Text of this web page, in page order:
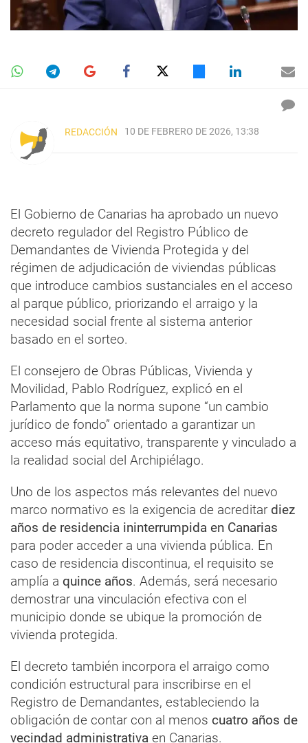
REDACCIÓN 10 DE FEBRERO DE 2026, 13:38
El Gobierno de Canarias ha aprobado un nuevo
decreto regulador del Registro Público de
Demandantes de Vivienda Protegida y del
régimen de adjudicación de viviendas públicas
que introduce cambios sustanciales en el acceso
al parque público, priorizando el arraigo y la
necesidad social frente al sistema anterior
basado en el sorteo.
El consejero de Obras Públicas, Vivienda y
Movilidad, Pablo Rodríguez, explicó en el
Parlamento que la norma supone “un cambio
jurídico de fondo” orientado a garantizar un
acceso más equitativo, transparente y vinculado a
la realidad social del Archipiélago.
Uno de los aspectos más relevantes del nuevo
marco normativo es la exigencia de acreditar diez
años de residencia ininterrumpida en Canarias
para poder acceder a una vivienda pública. En
caso de residencia discontinua, el requisito se
amplía a quince años. Además, será necesario
demostrar una vinculación efectiva con el
municipio donde se ubique la promoción de
vivienda protegida.
El decreto también incorpora el arraigo como
condición estructural para inscribirse en el
Registro de Demandantes, estableciendo la
obligación de contar con al menos cuatro años de
vecindad administrativa en Canarias.